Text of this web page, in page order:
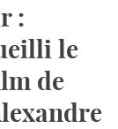
:
le
de